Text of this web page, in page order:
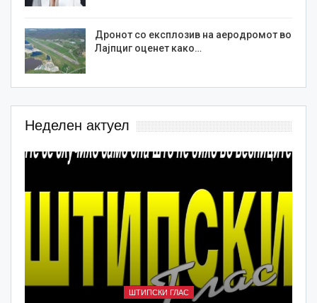
Дронот со експлозив на аеродромот во
Лајпциг оценет како…
Неделен актуел
ШТИПСКИ ГЛАС